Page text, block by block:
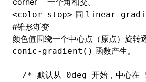
corner
一个角相交。
<color-stop> 同 linear-
#锥形渐变
颜色值围绕一个中心点（原点）旋转
conic-gradient() 函数产生。
/* 默认从 0deg 开始，中心在